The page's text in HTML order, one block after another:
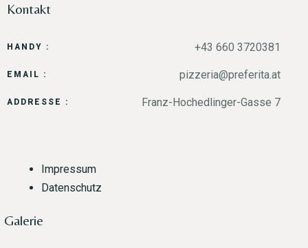
Kontakt
HANDY : +43 660 3720381
EMAIL : pizzeria@preferita.at
ADDRESSE : Franz-Hochedlinger-Gasse 7
Impressum
Datenschutz
Galerie